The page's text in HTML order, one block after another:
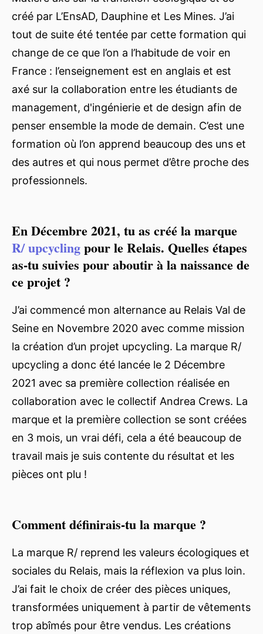
créé par L’EnsAD, Dauphine et Les Mines. J’ai
tout de suite été tentée par cette formation qui
change de ce que l’on a l’habitude de voir en
France : l’enseignement est en anglais et est
axé sur la collaboration entre les étudiants de
management, d'ingénierie et de design afin de
penser ensemble la mode de demain. C’est une
formation où l’on apprend beaucoup des uns et
des autres et qui nous permet d’être proche des
professionnels.
En Décembre 2021, tu as créé la marque
R/ upcyclingpour le Relais. Quelles étapes
as-tu suivies pour aboutir à la naissance de
ce projet ?
J’ai commencé mon alternance au Relais Val de
Seine en Novembre 2020 avec comme mission
la création d’un projet upcycling. La marque R/
upcycling a donc été lancée le 2 Décembre
2021 avec sa première collection réalisée en
collaboration avec le collectif Andrea Crews. La
marque et la première collection se sont créées
en 3 mois, un vrai défi, cela a été beaucoup de
travail mais je suis contente du résultat et les
pièces ont plu !
Comment définirais-tu la marque ?
La marque R/ reprend les valeurs écologiques et
sociales du Relais, mais la réflexion va plus loin.
J’ai fait le choix de créer des pièces uniques,
transformées uniquement à partir de vêtements
trop abîmés pour être vendus. Les créations